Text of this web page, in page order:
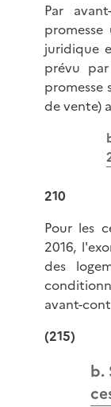
Par
juridique
prévu
promesse
de vente)
210
Pour les
2016,
des
avant-
(215)
b.